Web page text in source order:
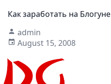
Как заработать на
admin
August 15, 2008